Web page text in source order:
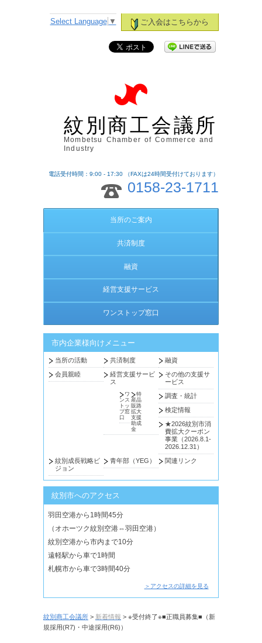
ご入会はこちらから
Select Language ▼
紋別商工会議所
Mombetsu Chamber of Commerce and
Industry
電話受付時間：9:00 - 17:30 （FAXは24時間受付けております）
0158-23-1711
当所のご案内
共済制度
融資
経営支援サービス
ワンストップ窓口
市内企業様向けメニュー
当所の活動 共済制度
融資
会員親睦
経営支援サービ
ス
ワ
ンス
トッ
プ窓
口
特
産品
販路
拡大
支援
助成
金
その他の支援サ
ービス
調査・統計
検定情報
★2026紋別市消
費拡大クーポン
事業（2026.8.1-
2026.12.31）
紋別成長戦略ビ
ジョン
青年部（YEG） 関連リンク
紋別市へのアクセス
羽田空港から1時間45分
（オホーツク紋別空港⇔羽田空港）
紋別空港から市内まで10分
遠軽駅から車で1時間
札幌市から車で3時間40分
＞アクセスの詳細を見る
紋別商工会議所 > 新着情報 > ※受付終了※■正職員募集■（新
規採用(R7)・中途採用(R6)）